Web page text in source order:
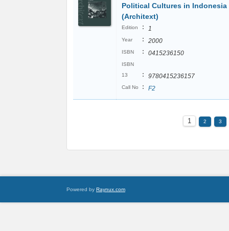
Political Cultures in Indonesia
(Architext)
Edition : 1
Year : 2000
ISBN : 0415236150
ISBN
13
: 9780415236157
Call No : F2
1 2 3
Powered by Raynux.com